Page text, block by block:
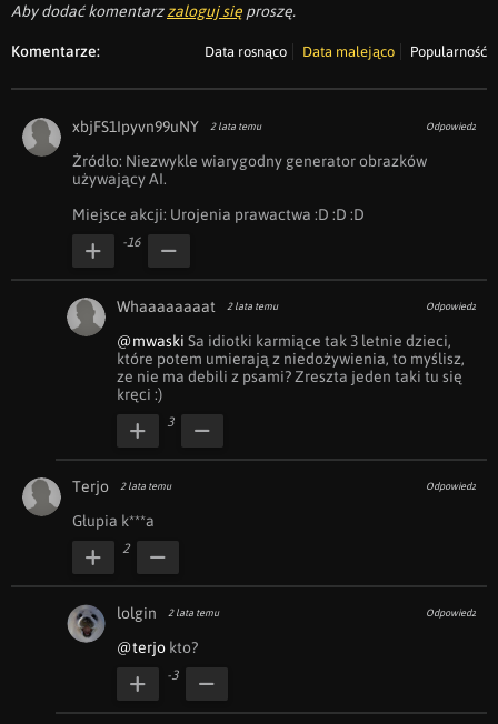
Aby dodać komentarzzaloguj się proszę.
Komentarze: Data rosnąco Data malejąco Popularność
xbjFS1Ipyvn99uNY 2 lata temu Odpowiedz
Żródło: Niezwykle wiarygodny generator obrazków
używający AI.
Miejsce akcji: Urojenia prawactwa :D :D :D
-16
Whaaaaaaaat 2 lata temu Odpowiedz
@mwaski Sa idiotki karmiące tak 3 letnie dzieci,
które potem umierają z niedożywienia, to myślisz,
ze nie ma debili z psami? Zreszta jeden taki tu się
kręci :)
3
Terjo 2 lata temu Odpowiedz
Głupia k***a
2
lolgin 2 lata temu Odpowiedz
@terjo kto?
-3